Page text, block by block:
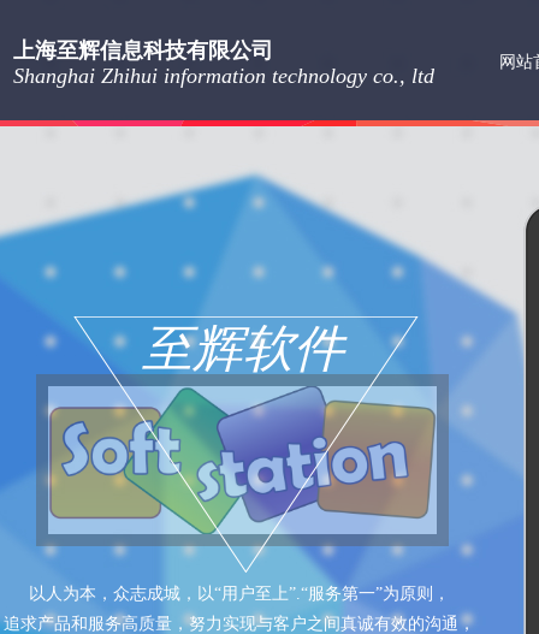
至辉软件
以人为本，众志成城，以“用户至上”.“服务第一”为原则，
追求产品和服务高质量，努力实现与客户之间真诚有效的沟通，
上海至辉信息科技有限公司
Shanghai Zhihui information technology co., ltd
网站